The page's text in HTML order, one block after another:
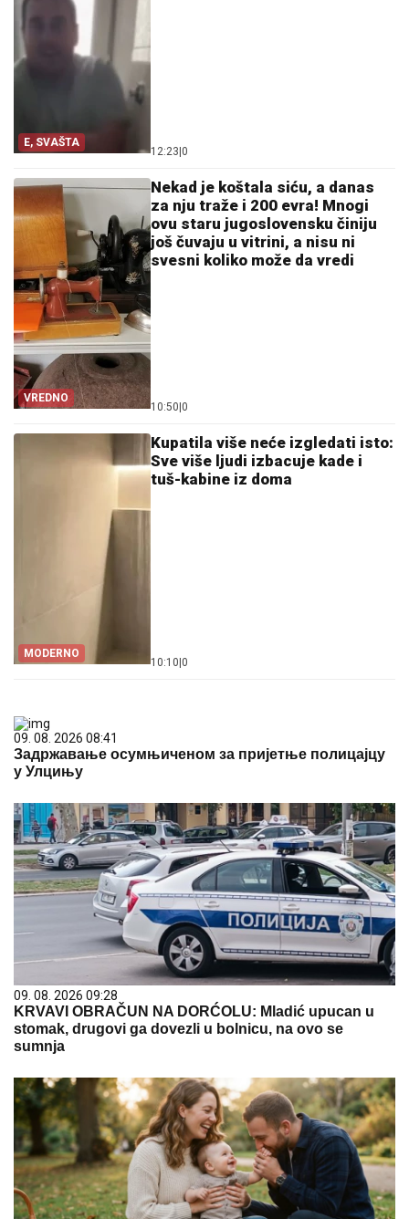
E, SVAŠTA
12:23 0
VREDNO
Nekad je koštala siću, a danas
za nju traže i 200 evra! Mnogi
ovu staru jugoslovensku činiju
još čuvaju u vitrini, a nisu ni
svesni koliko može da vredi
10:50 0
MODERNO
Kupatila više neće izgledati isto:
Sve više ljudi izbacuje kade i
tuš-kabine iz doma
10:10 0
09. 08. 2026 08:41
Задржавање осумњиченом за пријетње полицајцу
у Улцињу
09. 08. 2026 09:28
KRVAVI OBRAČUN NA DORĆOLU: Mladić upucan u
stomak, drugovi ga dovezli u bolnicu, na ovo se
sumnja